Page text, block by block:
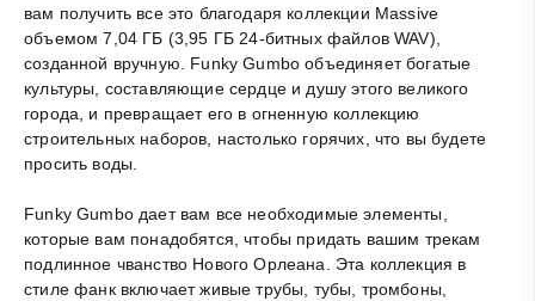
вам получить все это благодаря коллекции Massive
объемом 7,04 ГБ (3,95 ГБ 24-битных файлов WAV),
созданной вручную. Funky Gumbo объединяет богатые
культуры, составляющие сердце и душу этого великого
города, и превращает его в огненную коллекцию
строительных наборов, настолько горячих, что вы будете
просить воды.
Funky Gumbo дает вам все необходимые элементы,
которые вам понадобятся, чтобы придать вашим трекам
подлинное чванство Нового Орлеана. Эта коллекция в
стиле фанк включает живые трубы, тубы, тромбоны,